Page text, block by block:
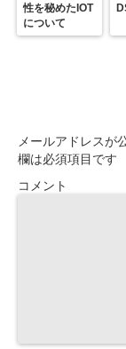
性を秘めたIOT
について
メールアドレスが
欄は必須項目です
コメント